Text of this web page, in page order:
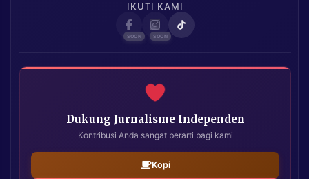
IKUTI KAMI
Dukung Jurnalisme Independen
Kontribusi Anda sangat berarti bagi kami
Kopi